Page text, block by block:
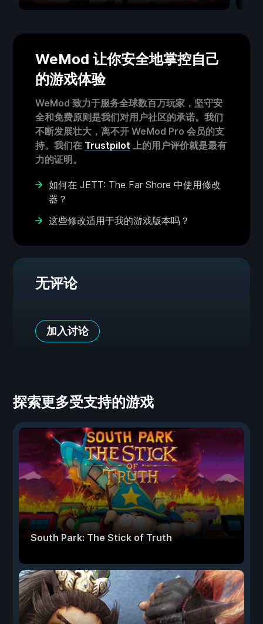
WeMod 让你安全地掌控自己
的游戏体验
WeMod 致力于服务全球数百万玩家，坚守安
全和免费原则是我们对用户社区的承诺。我们
不断发展壮大，离不开 WeMod Pro 会员的支
持。我们在 Trustpilot 上的用户评价就是最有
力的证明。
如何在 JETT: The Far Shore 中使用修改
器？
这些修改适用于我的游戏版本吗？
无评论
加入讨论
探索更多受支持的游戏
South Park: The Stick of Truth